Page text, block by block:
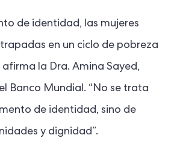
de identidad, las mujeres
en un ciclo de pobreza
afirma la Dra. Amina Sayed,
Banco Mundial. “No se trata
de identidad, sino de
y dignidad”.